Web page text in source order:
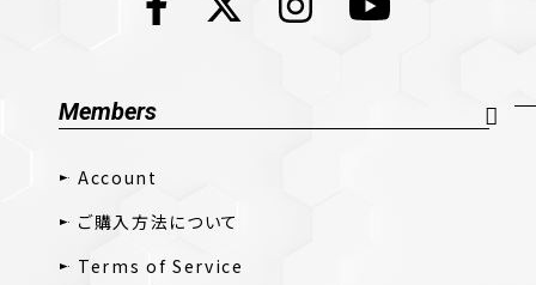
Members
Account
ご購入方法について
Terms of Service